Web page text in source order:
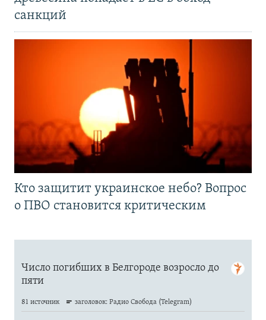
санкций
Кто защитит украинское небо? Вопрос
о ПВО становится критическим